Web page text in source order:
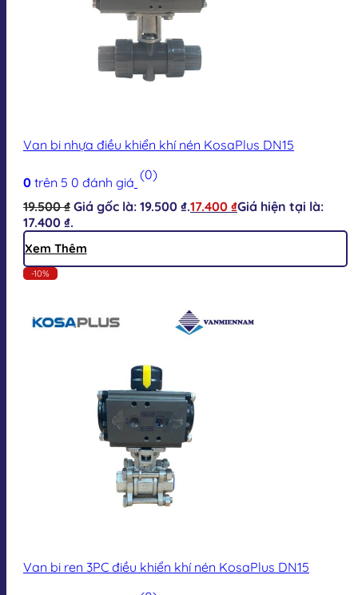
Van bi nhựa điều khiển khí nén KosaPlus DN15
0 trên 5 0 đánh giá (0)
19.500₫ Giá gốc là: 19.500 ₫.17.400 ₫Giá hiện tại là:
17.400 ₫.
Xem Thêm
-10%
Van bi ren 3PC điều khiển khí nén KosaPlus DN15